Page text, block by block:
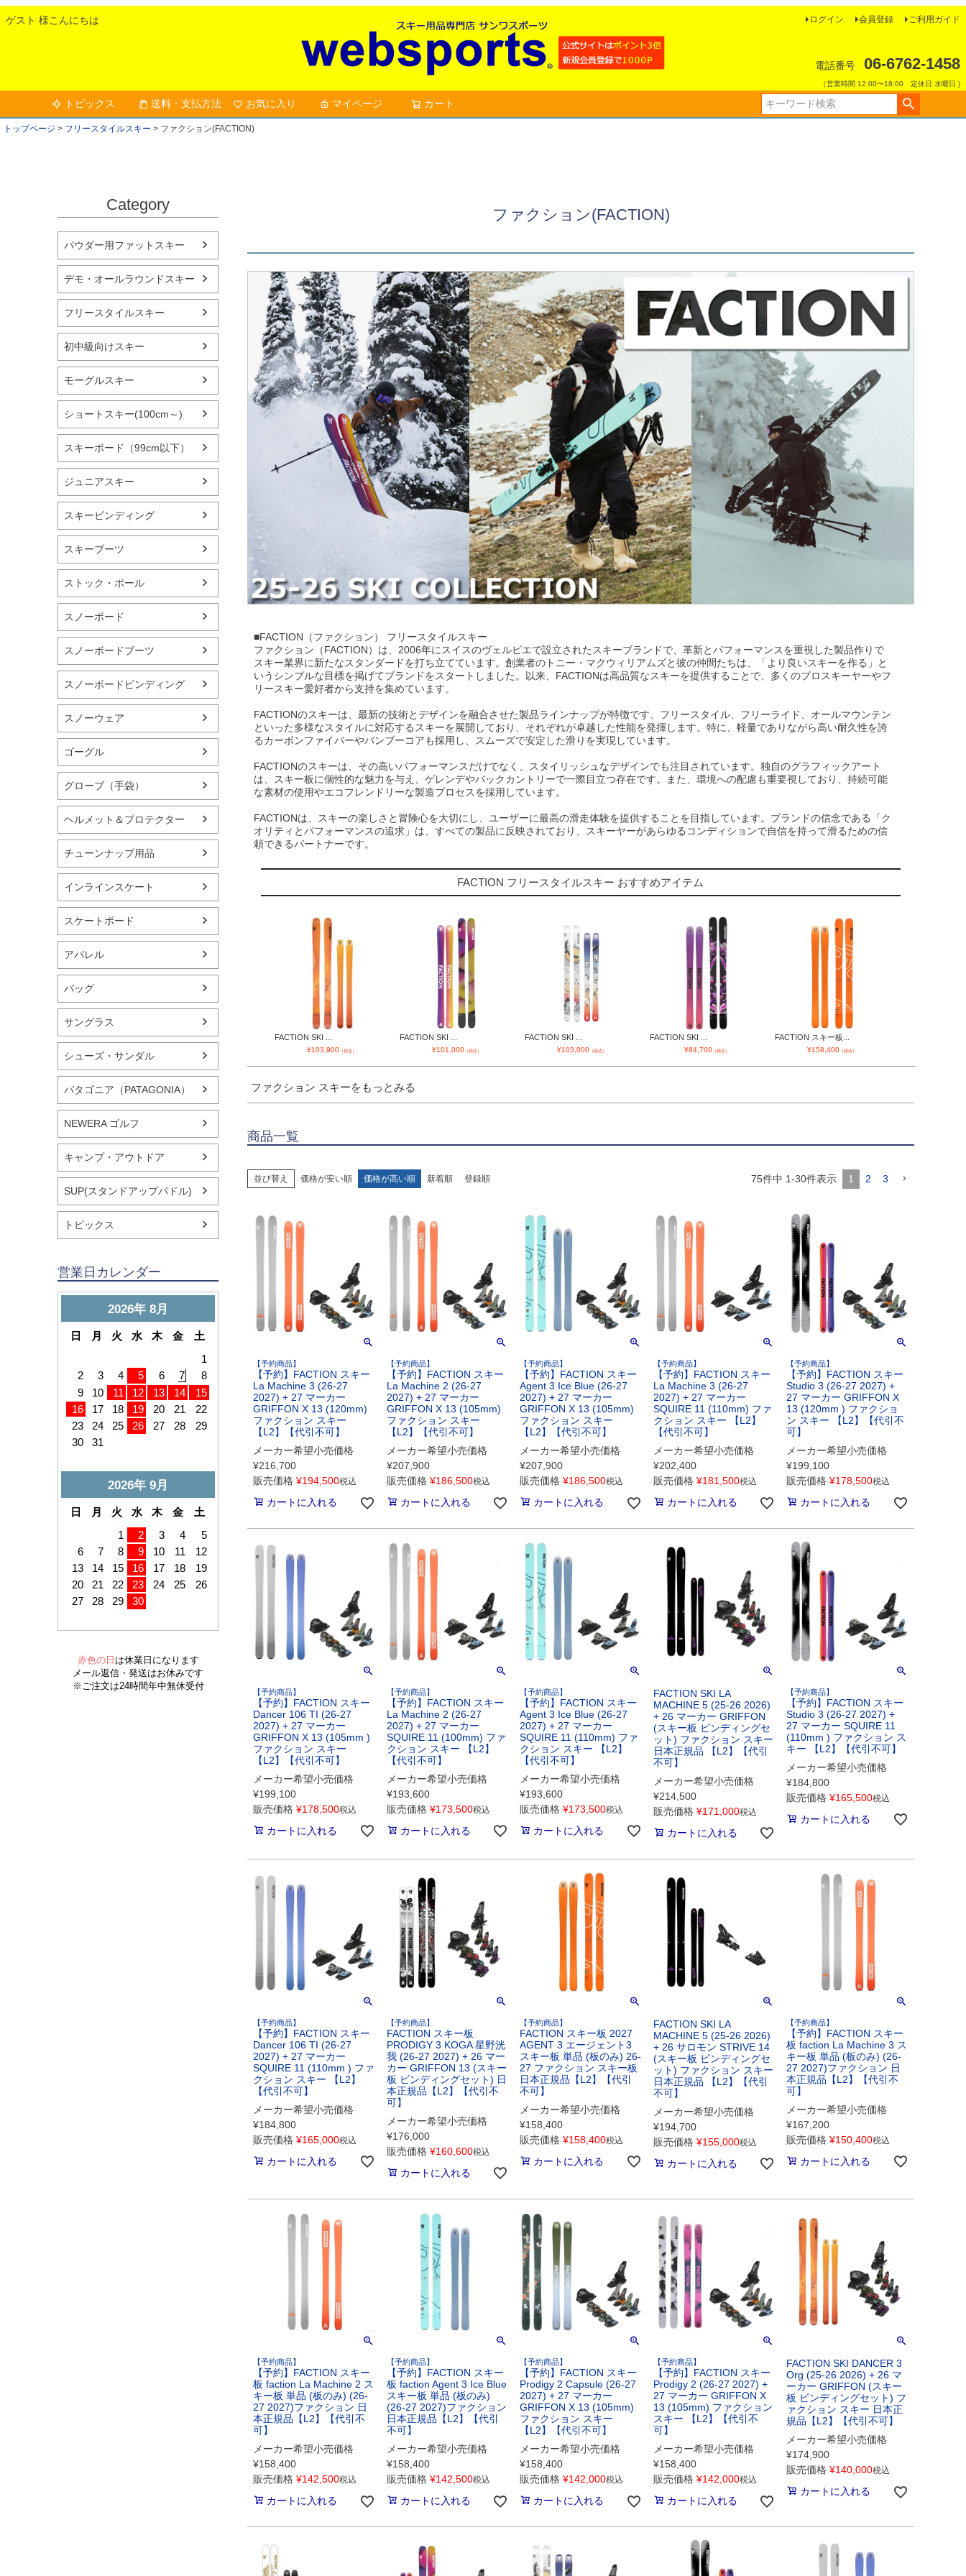
ゲスト 様こんにちは ログイン 会員登録 ご利用ガイド
電話番号 06-6762-1458
（営業時間 12:00〜18:00 定休日 水曜日 )
トピックス 送料・支払方法 お気に入り マイページ カート
トップページ フリースタイルスキー ファクション(FACTION)
Category
パウダー用ファットスキー
デモ・オールラウンドスキー
フリースタイルスキー
初中級向けスキー
モーグルスキー
ショートスキー(100cm～)
スキーボード（99cm以下）
ジュニアスキー
スキービンディング
スキーブーツ
ストック・ポール
スノーボード
スノーボードブーツ
スノーボードビンディング
スノーウェア
ゴーグル
グローブ（手袋）
ヘルメット＆プロテクター
チューンナップ用品
インラインスケート
スケートボード
アパレル
バッグ
サングラス
シューズ・サンダル
パタゴニア（PATAGONIA）
NEWERA ゴルフ
キャンプ・アウトドア
SUP(スタンドアップパドル)
トピックス
営業日カレンダー
ファクション(FACTION)
■FACTION（ファクション） フリースタイルスキー
ファクション（FACTION）は、2006年にスイスのヴェルビエで設立されたスキーブランドで、革新とパフォーマンスを重視した製品作りで
スキー業界に新たなスタンダードを打ち立てています。創業者のトニー・マクウィリアムズと彼の仲間たちは、「より良いスキーを作る」と
いうシンプルな目標を掲げてブランドをスタートしました。以来、FACTIONは高品質なスキーを提供することで、多くのプロスキーヤーやフ
リースキー愛好者から支持を集めています。
FACTIONのスキーは、最新の技術とデザインを融合させた製品ラインナップが特徴です。フリースタイル、フリーライド、オールマウンテン
といった多様なスタイルに対応するスキーを展開しており、それぞれが卓越した性能を発揮します。特に、軽量でありながら高い耐久性を誇
るカーボンファイバーやバンブーコアも採用し、スムーズで安定した滑りを実現しています。
FACTIONのスキーは、その高いパフォーマンスだけでなく、スタイリッシュなデザインでも注目されています。独自のグラフィックアート
は、スキー板に個性的な魅力を与え、ゲレンデやバックカントリーで一際目立つ存在です。また、環境への配慮も重要視しており、持続可能
な素材の使用やエコフレンドリーな製造プロセスを採用しています。
FACTIONは、スキーの楽しさと冒険心を大切にし、ユーザーに最高の滑走体験を提供することを目指しています。ブランドの信念である「ク
オリティとパフォーマンスの追求」は、すべての製品に反映されており、スキーヤーがあらゆるコンディションで自信を持って滑るための信
頼できるパートナーです。
FACTION フリースタイルスキー おすすめアイテム
FACTION SKI ...
¥103,900（税込）
FACTION SKI ...
¥101,000（税込）
FACTION SKI ...
¥103,000（税込）
FACTION SKI ...
¥84,700（税込）
FACTION スキー板...
¥158,400（税込）
ファクション スキーをもっとみる
商品一覧
並び替え 価格が安い順 価格が高い順 新着順 登録順 75件中 1-30件表示 1 2 3
【予約商品】
【予約】FACTION スキー
La Machine 3 (26-27
2027) + 27 マーカー
GRIFFON X 13 (120mm)
ファクション スキー
【L2】【代引不可】
メーカー希望小売価格
¥216,700
販売価格 ¥194,500税込
カートに入れる
【予約商品】
【予約】FACTION スキー
La Machine 2 (26-27
2027) + 27 マーカー
GRIFFON X 13 (105mm)
ファクション スキー
【L2】【代引不可】
メーカー希望小売価格
¥207,900
販売価格 ¥186,500税込
カートに入れる
【予約商品】
【予約】FACTION スキー
Agent 3 Ice Blue (26-27
2027) + 27 マーカー
GRIFFON X 13 (105mm)
ファクション スキー
【L2】【代引不可】
メーカー希望小売価格
¥207,900
販売価格 ¥186,500税込
カートに入れる
【予約商品】
【予約】FACTION スキー
La Machine 3 (26-27
2027) + 27 マーカー
SQUIRE 11 (110mm) ファ
クション スキー 【L2】
【代引不可】
メーカー希望小売価格
¥202,400
販売価格 ¥181,500税込
カートに入れる
【予約商品】
【予約】FACTION スキー
Studio 3 (26-27 2027) +
27 マーカー GRIFFON X
13 (120mm ) ファクショ
ン スキー 【L2】【代引不
可】
メーカー希望小売価格
¥199,100
販売価格 ¥178,500税込
カートに入れる
【予約商品】
【予約】FACTION スキー
Dancer 106 TI (26-27
2027) + 27 マーカー
GRIFFON X 13 (105mm )
ファクション スキー
【L2】【代引不可】
メーカー希望小売価格
¥199,100
販売価格 ¥178,500税込
カートに入れる
【予約商品】
【予約】FACTION スキー
La Machine 2 (26-27
2027) + 27 マーカー
SQUIRE 11 (100mm) ファ
クション スキー 【L2】
【代引不可】
メーカー希望小売価格
¥193,600
販売価格 ¥173,500税込
カートに入れる
【予約商品】
【予約】FACTION スキー
Agent 3 Ice Blue (26-27
2027) + 27 マーカー
SQUIRE 11 (110mm) ファ
クション スキー 【L2】
【代引不可】
メーカー希望小売価格
¥193,600
販売価格 ¥173,500税込
カートに入れる
FACTION SKI LA
MACHINE 5 (25-26 2026)
+ 26 マーカー GRIFFON
(スキー板 ビンディングセ
ット) ファクション スキー
日本正規品 【L2】【代引
不可】
メーカー希望小売価格
¥214,500
販売価格 ¥171,000税込
カートに入れる
【予約商品】
【予約】FACTION スキー
Studio 3 (26-27 2027) +
27 マーカー SQUIRE 11
(110mm ) ファクション ス
キー 【L2】【代引不可】
メーカー希望小売価格
¥184,800
販売価格 ¥165,500税込
カートに入れる
【予約商品】
【予約】FACTION スキー
Dancer 106 TI (26-27
2027) + 27 マーカー
SQUIRE 11 (110mm ) ファ
クション スキー 【L2】
【代引不可】
メーカー希望小売価格
¥184,800
販売価格 ¥165,000税込
カートに入れる
【予約商品】
FACTION スキー板
PRODIGY 3 KOGA 星野洸
我 (26-27 2027) + 26 マー
カー GRIFFON 13 (スキー
板 ビンディングセット) 日
本正規品【L2】【代引不
可】
メーカー希望小売価格
¥176,000
販売価格 ¥160,600税込
カートに入れる
【予約商品】
FACTION スキー板 2027
AGENT 3 エージェント3
スキー板 単品 (板のみ) 26-
27 ファクション スキー板
日本正規品【L2】【代引
不可】
メーカー希望小売価格
¥158,400
販売価格 ¥158,400税込
カートに入れる
FACTION SKI LA
MACHINE 5 (25-26 2026)
+ 26 サロモン STRIVE 14
(スキー板 ビンディングセ
ット) ファクション スキー
日本正規品 【L2】【代引
不可】
メーカー希望小売価格
¥194,700
販売価格 ¥155,000税込
カートに入れる
【予約商品】
【予約】FACTION スキー
板 faction La Machine 3 ス
キー板 単品 (板のみ) (26-
27 2027)ファクション 日
本正規品【L2】【代引不
可】
メーカー希望小売価格
¥167,200
販売価格 ¥150,400税込
カートに入れる
【予約商品】
【予約】FACTION スキー
板 faction La Machine 2 ス
キー板 単品 (板のみ) (26-
27 2027)ファクション 日
本正規品【L2】【代引不
可】
メーカー希望小売価格
¥158,400
販売価格 ¥142,500税込
カートに入れる
【予約商品】
【予約】FACTION スキー
板 faction Agent 3 Ice Blue
スキー板 単品 (板のみ)
(26-27 2027)ファクション
日本正規品【L2】【代引
不可】
メーカー希望小売価格
¥158,400
販売価格 ¥142,500税込
カートに入れる
【予約商品】
【予約】FACTION スキー
Prodigy 2 Capsule (26-27
2027) + 27 マーカー
GRIFFON X 13 (105mm)
ファクション スキー
【L2】【代引不可】
メーカー希望小売価格
¥158,400
販売価格 ¥142,000税込
カートに入れる
【予約商品】
【予約】FACTION スキー
Prodigy 2 (26-27 2027) +
27 マーカー GRIFFON X
13 (105mm) ファクション
スキー 【L2】【代引不
可】
メーカー希望小売価格
¥158,400
販売価格 ¥142,000税込
カートに入れる
FACTION SKI DANCER 3
Org (25-26 2026) + 26 マ
ーカー GRIFFON (スキー
板 ビンディングセット) フ
ァクション スキー 日本正
規品【L2】【代引不可】
メーカー希望小売価格
¥174,900
販売価格 ¥140,000税込
カートに入れる